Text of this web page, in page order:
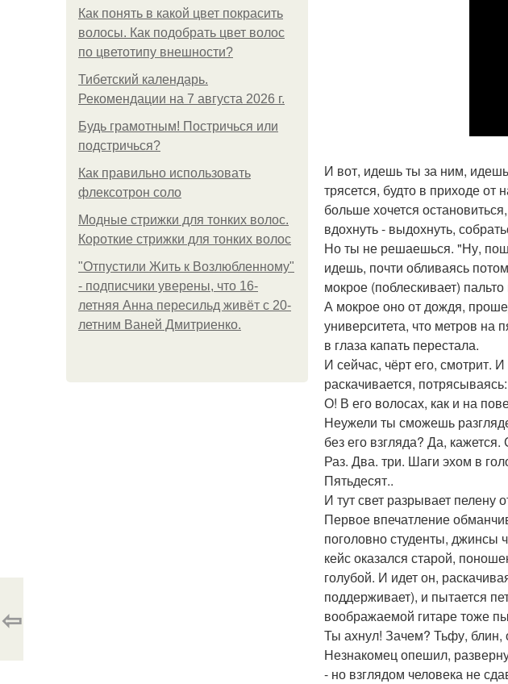
Как понять в какой цвет покрасить
волосы. Как подобрать цвет волос
по цветотипу внешности?
Тибетский календарь.
Рекомендации на 7 августа 2026 г.
Будь грамотным! Постричься или
подстричься?
Как правильно использовать
флексотрон соло
Модные стрижки для тонких волос.
Короткие стрижки для тонких волос
"Отпустили Жить к Возлюбленному"
- подписчики уверены, что 16-
летняя Анна пересильд живёт с 20-
летним Ваней Дмитриенко.
И вот, идешь ты за ним,
трясется, будто в приходе
больше хочется
вдохнуть - выдохнуть,
Но ты не решаешься. "Ну,
идешь, почти обливаясь
мокрое (поблескивает)
А мокрое оно от дождя,
университета, что метров на
в глаза капать перестала.
И сейчас, чёрт его, смотрит.
раскачивается,
О! В его волосах, как и на
Неужели ты сможешь
без его взгляда? Да,
Раз. Два. три. Шаги эхом в
Пятьдесят..
И тут свет разрывает пелену
Первое впечатление
поголовно студенты, джинсы
кейс оказался старой,
голубой. И идет он,
поддерживает), и пытается
воображаемой гитаре тоже
Ты ахнул! Зачем? Тьфу,
Незнакомец опешил,
- но взглядом человека не
⇦